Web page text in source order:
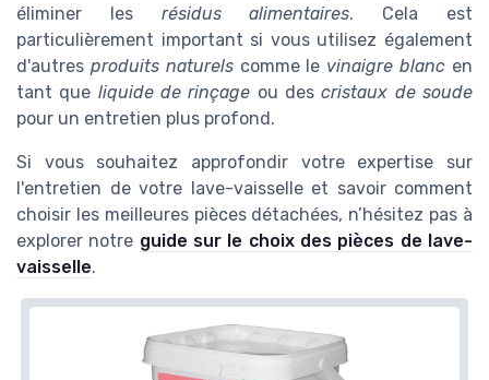
éliminer les résidus alimentaires. Cela est
particulièrement important si vous utilisez également
d'autres produits naturelscomme le vinaigre blanc en
tant que liquide de rinçage ou descristaux de soude
pour un entretien plus profond.
Si vous souhaitez approfondir votre expertise sur
l'entretien de votre lave-vaisselle et savoir comment
choisir les meilleures pièces détachées, n’hésitez pas à
explorer notre guide sur le choix des pièces de lave-
vaisselle.